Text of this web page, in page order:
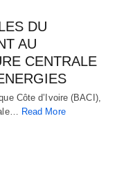
DU
AU
CENTRALE
Côte d’Ivoire (BACI),
Read More